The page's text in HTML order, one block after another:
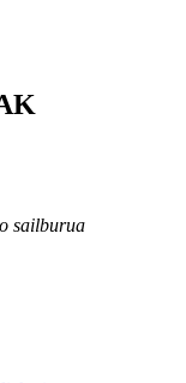
sailburua